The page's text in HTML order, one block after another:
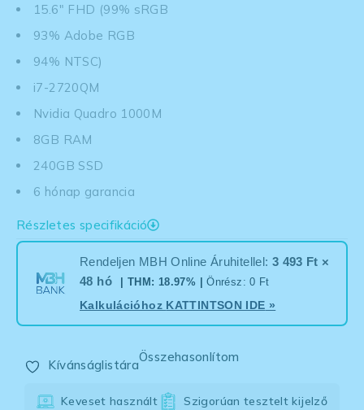
15.6" FHD (99% sRGB
93% Adobe RGB
94% NTSC)
i7-2720QM
Nvidia Quadro 1000M
8GB RAM
240GB SSD
6 hónap garancia
Részletes specifikáció
Rendeljen MBH Online Áruhitellel: 3 493 Ft ×
48 hó
| THM: 18.97% |Önrész: 0 Ft
Kalkulációhoz KATTINTSON IDE »
Kívánságlistára
Összehasonlítom
Keveset használt
Szigorúan tesztelt kijelző